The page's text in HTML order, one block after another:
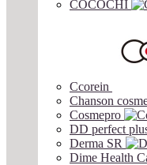
COCOCHI
Ccorein
Chanson
Cosmepro
DD perfect
Derma SR
Dime Health